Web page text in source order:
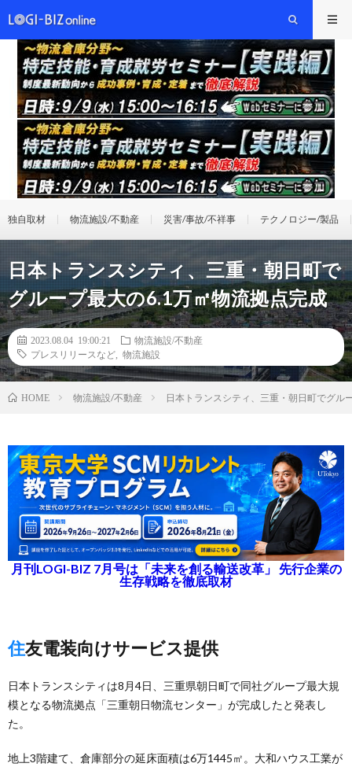
独自取材 物流施設/不動産 災害/事故/不祥事 テクノロジー/製品
日本トランスシティ、三重・朝日町で
グループ最大の6.1万㎡物流拠点完成
2023.08.04 19:00:21
物流施設/不動産
プレスリリースなど
物流施設
HOME 物流施設/不動産 日本トランスシティ、三重・朝日町でグル
月刊LOGI-BIZ 7月号は「未来を創る輸送改革」 先行企業の
生存戦略を徹底取材
住友電装向けサービス提供
日本トランスシティは8月4日、三重県朝日町で同社グループ最大規
模となる物流拠点「三重朝日物流センター」が完成したと発表し
た。
地上3階建て、倉庫部分の延床面積は6万1445㎡。大和ハウス工業が